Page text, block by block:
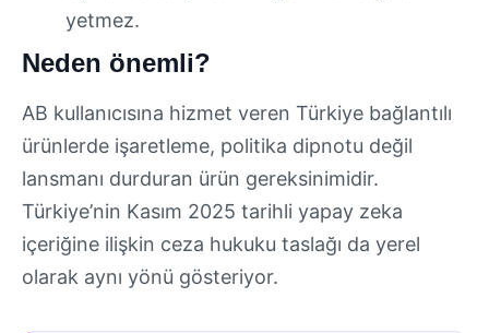
yetmez.
Neden önemli?
AB kullanıcısına hizmet veren Türkiye bağlantılı
ürünlerde işaretleme, politika dipnotu değil
lansmanı durduran ürün gereksinimidir.
Türkiye’nin Kasım 2025 tarihli yapay zeka
içeriğine ilişkin ceza hukuku taslağı da yerel
olarak aynı yönü gösteriyor.